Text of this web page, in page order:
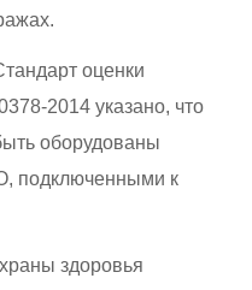
оценки
2014 указано, что
оборудованы
подключенными к
здоровья